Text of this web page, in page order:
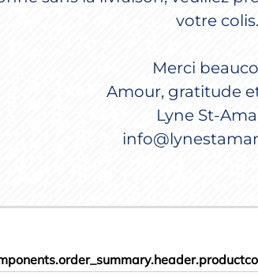
votre colis.
Merci
Amour, gratitude
Lyne St-